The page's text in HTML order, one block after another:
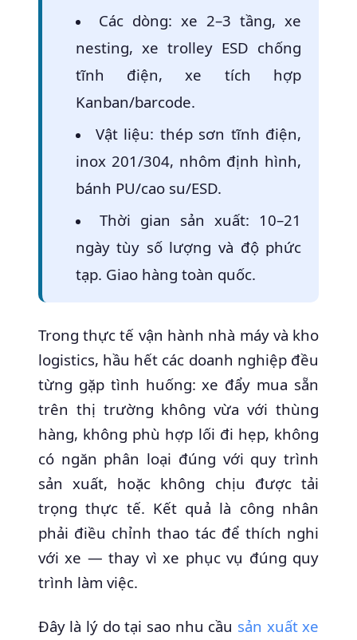
Các dòng: xe 2–3 tầng, xe
nesting, xe trolley ESD chống
tĩnh điện, xe tích hợp
Kanban/barcode.
Vật liệu: thép sơn tĩnh điện,
inox 201/304, nhôm định hình,
bánh PU/cao su/ESD.
Thời gian sản xuất: 10–21
ngày tùy số lượng và độ phức
tạp. Giao hàng toàn quốc.
Trong thực tế vận hành nhà máy và kho
logistics, hầu hết các doanh nghiệp đều
từng gặp tình huống: xe đẩy mua sẵn
trên thị trường không vừa với thùng
hàng, không phù hợp lối đi hẹp, không
có ngăn phân loại đúng với quy trình
sản xuất, hoặc không chịu được tải
trọng thực tế. Kết quả là công nhân
phải điều chỉnh thao tác để thích nghi
với xe — thay vì xe phục vụ đúng quy
trình làm việc.
Đây là lý do tại sao nhu cầu sản xuất xe